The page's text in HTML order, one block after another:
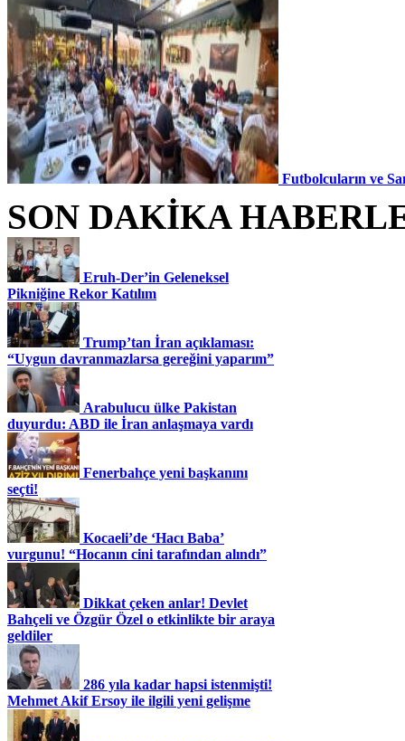
Futbolcuların ve
SON DAKİKA
Eruh-Der’in Geleneksel
Pikniğine Rekor Katılım
Trump’tan İran açıklaması:
“Uygun davranmazlarsa gereğini yaparım”
Arabulucu ülke Pakistan
duyurdu: ABD ile İran anlaşmaya vardı
Fenerbahçe yeni başkanını
seçti!
Kocaeli’de ‘Hacı Baba’
vurgunu! “Hocanın cini tarafından alındı”
Dikkat çeken anlar! Devlet
Bahçeli ve Özgür Özel o etkinlikte bir araya
geldiler
286 yıla kadar hapsi istenmişti!
Mehmet Akif Ersoy ile ilgili yeni gelişme